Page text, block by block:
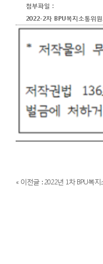
첨부파일 :
2022-2차 BPU복지소통위
« 이전글 : 2022년 1차 BPU복